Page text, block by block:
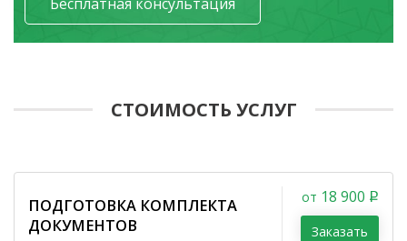
СТОИМОСТЬ УСЛУГ
ПОДГОТОВКА КОМПЛЕКТА
ДОКУМЕНТОВ
от 18 900
Заказать